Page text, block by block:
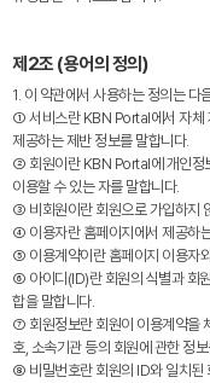
제2조 (용어의 정의)
1. 이 약관에서 사용하는 정의는 다
① 서비스란 KBN Portal에서 자체
제공하는 제반 정보를 말합니다.
② 회원이란 KBN Portal에 개인정
이용할 수 있는 자를 말합니다.
③ 비회원이란 회원으로 가입하지
④ 이용자란 홈페이지에서 제공하
⑤ 이용계약이란 홈페이지 이용자
⑥ 아이디(ID)란 회원의 식별과 회
합을 말합니다.
⑦ 회원정보란 회원이 이용계약을
호, 소속기관 등의 회원에 관한 정
⑧ 비밀번호란 회원의 ID와 일치된